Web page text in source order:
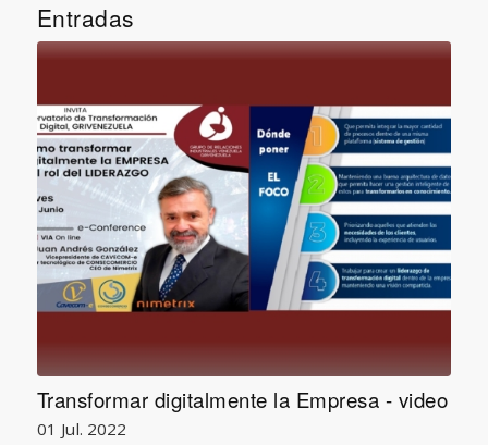
Entradas
Transformar digitalmente la Empresa - video
01 Jul. 2022